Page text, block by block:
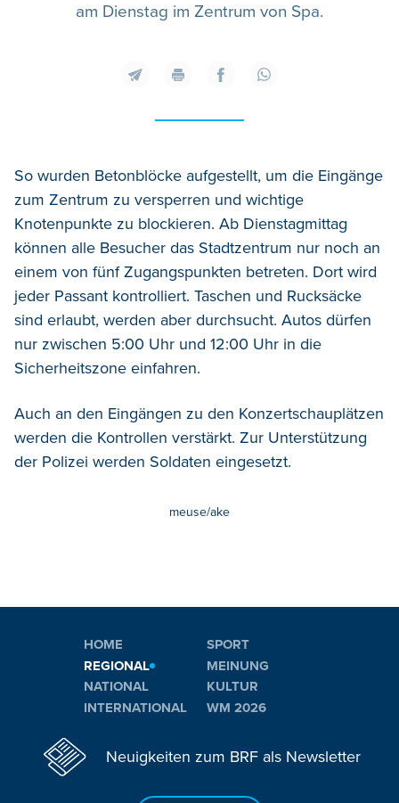
am Dienstag im Zentrum von Spa.
So wurden Betonblöcke aufgestellt, um die Eingänge
zum Zentrum zu versperren und wichtige
Knotenpunkte zu blockieren. Ab Dienstagmittag
können alle Besucher das Stadtzentrum nur noch an
einem von fünf Zugangspunkten betreten. Dort wird
jeder Passant kontrolliert. Taschen und Rucksäcke
sind erlaubt, werden aber durchsucht. Autos dürfen
nur zwischen 5:00 Uhr und 12:00 Uhr in die
Sicherheitszone einfahren.
Auch an den Eingängen zu den Konzertschauplätzen
werden die Kontrollen verstärkt. Zur Unterstützung
der Polizei werden Soldaten eingesetzt.
meuse/ake
HOME
REGIONAL
NATIONAL
INTERNATIONAL
SPORT
MEINUNG
KULTUR
WM 2026
Neuigkeiten zum BRF als Newsletter